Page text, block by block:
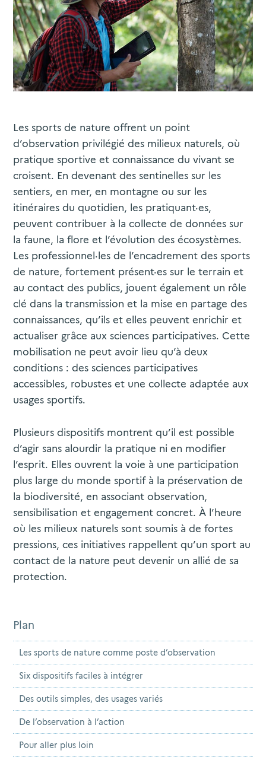
Les sports de nature offrent un point
d’observation privilégié des milieux naturels, où
pratique sportive et connaissance du vivant se
croisent. En devenant des sentinelles sur les
sentiers, en mer, en montagne ou sur les
itinéraires du quotidien, les pratiquant·es,
peuvent contribuer à la collecte de données sur
la faune, la flore et l’évolution des écosystèmes.
Les professionnel·les de l’encadrement des sports
de nature, fortement présent·es sur le terrain et
au contact des publics, jouent également un rôle
clé dans la transmission et la mise en partage des
connaissances, qu’ils et elles peuvent enrichir et
actualiser grâce aux sciences participatives. Cette
mobilisation ne peut avoir lieu qu’à deux
conditions : des sciences participatives
accessibles, robustes et une collecte adaptée aux
usages sportifs.
Plusieurs dispositifs montrent qu’il est possible
d’agir sans alourdir la pratique ni en modifier
l’esprit. Elles ouvrent la voie à une participation
plus large du monde sportif à la préservation de
la biodiversité, en associant observation,
sensibilisation et engagement concret. À l’heure
où les milieux naturels sont soumis à de fortes
pressions, ces initiatives rappellent qu’un sport au
contact de la nature peut devenir un allié de sa
protection.
Plan
Les sports de nature comme poste d’observation
Six dispositifs faciles à intégrer
Des outils simples, des usages variés
De l’observation à l’action
Pour aller plus loin